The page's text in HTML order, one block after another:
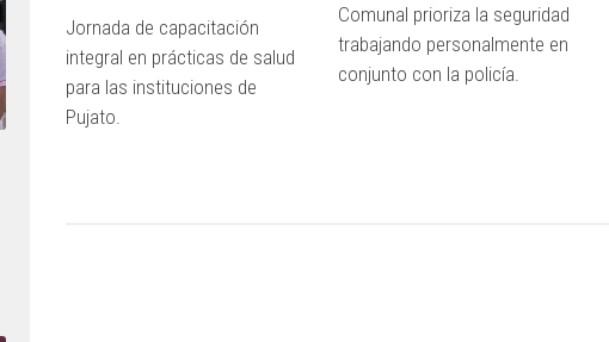
Jornada de capacitación
integral en prácticas de salud
para las instituciones de
Pujato.
Comunal prioriza la seguridad
trabajando personalmente en
conjunto con la policía.